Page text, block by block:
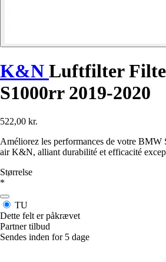
K&N Luftfilter
S1000rr 2019-2020
522,00 kr.
Améliorez les performances de votre BMW
air K&N, alliant durabilité et efficacité
Størrelse
*
TU
Dette felt er påkrævet
Partner tilbud
Sendes inden for 5 dage